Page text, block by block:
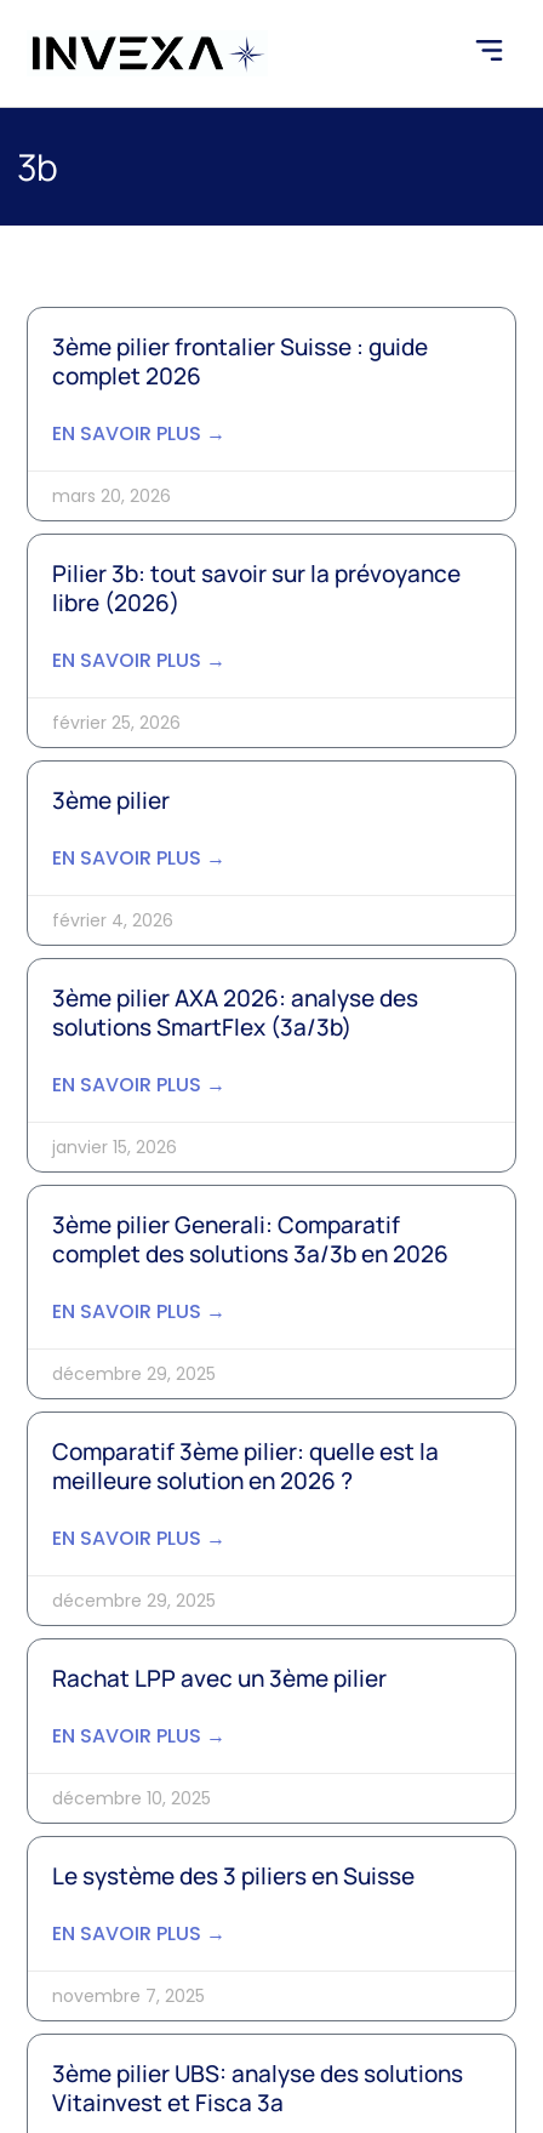
3b
3ème pilier frontalier Suisse : guide
complet 2026
EN SAVOIR PLUS →
mars 20, 2026
Pilier 3b: tout savoir sur la prévoyance
libre (2026)
EN SAVOIR PLUS →
février 25, 2026
3ème pilier
EN SAVOIR PLUS →
février 4, 2026
3ème pilier AXA 2026: analyse des
solutions SmartFlex (3a/3b)
EN SAVOIR PLUS →
janvier 15, 2026
3ème pilier Generali: Comparatif
complet des solutions 3a/3b en 2026
EN SAVOIR PLUS →
décembre 29, 2025
Comparatif 3ème pilier: quelle est la
meilleure solution en 2026 ?
EN SAVOIR PLUS →
décembre 29, 2025
Rachat LPP avec un 3ème pilier
EN SAVOIR PLUS →
décembre 10, 2025
Le système des 3 piliers en Suisse
EN SAVOIR PLUS →
novembre 7, 2025
3ème pilier UBS: analyse des solutions
Vitainvest et Fisca 3a